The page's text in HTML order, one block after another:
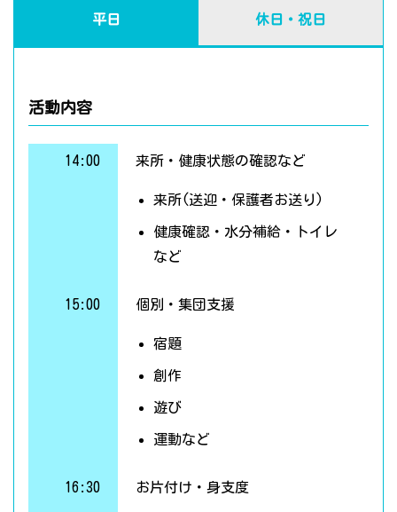
平日 休日・祝日
活動内容
14:00 来所・健康状態の確認など
来所(送迎・保護者お送り)
健康確認・水分補給・トイレ
など
15:00 個別・集団支援
宿題
創作
遊び
運動など
16:30 お片付け・身支度